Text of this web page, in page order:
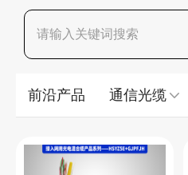
前沿产品 通信光缆